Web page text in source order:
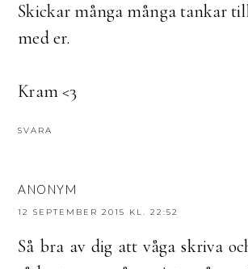
Skickar många många tankar
med er.
Kram <3
SVARA
ANONYM
12 SEPTEMBER 2015 KL. 22:52
Så bra av dig att våga skriva